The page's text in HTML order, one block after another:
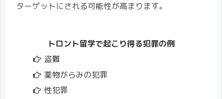
ターゲットにされる可能性が高まります。
トロント留学で起こり得る犯罪の例
盗難
薬物がらみの犯罪
性犯罪